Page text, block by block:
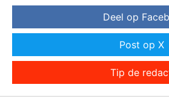
Deel op
Post op X
Tip de